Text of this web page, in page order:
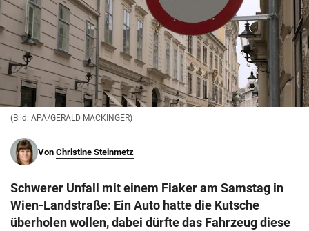
© Krone Multimedia GmbH & Co KG 2026
Muthgasse 2, 1190 Wien
(Bild: APA/GERALD MACKINGER)
Von Christine Steinmetz
Schwerer Unfall mit einem Fiaker am Samstag in
Wien-Landstraße: Ein Auto hatte die Kutsche
überholen wollen, dabei dürfte das Fahrzeug diese